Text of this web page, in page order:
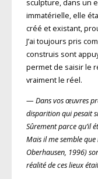
sculpture, dans un
immatérielle, elle
créé et existant,
J’ai toujours pris
construis sont
permet de saisir le
vraiment le réel.
— Dans vos œuvres
disparition qui pesait
Sûrement parce qu’il
Mais il me semble
Oberhausen, 1996)
réalité de ces lieux